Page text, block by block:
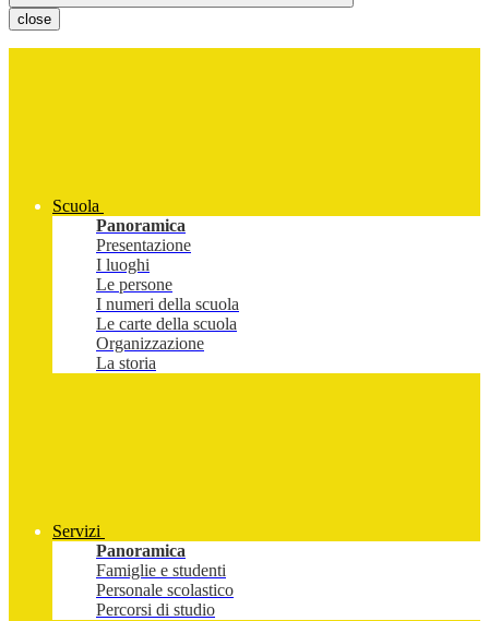
close
Scuola
Panoramica
Presentazione
I luoghi
Le persone
I numeri della scuola
Le carte della scuola
Organizzazione
La storia
Servizi
Panoramica
Famiglie e studenti
Personale scolastico
Percorsi di studio